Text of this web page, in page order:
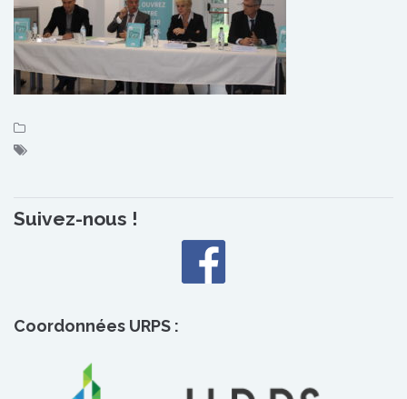
Suivez-nous !
Coordonnées URPS :